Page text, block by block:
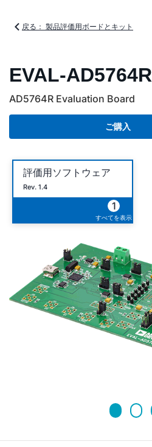
戻る： 製品評価用ボードとキット
EVAL-AD5764R
AD5764R Evaluation Board
ご購入
評価用ソフトウェア
Rev. 1.4
1
すべてを表示